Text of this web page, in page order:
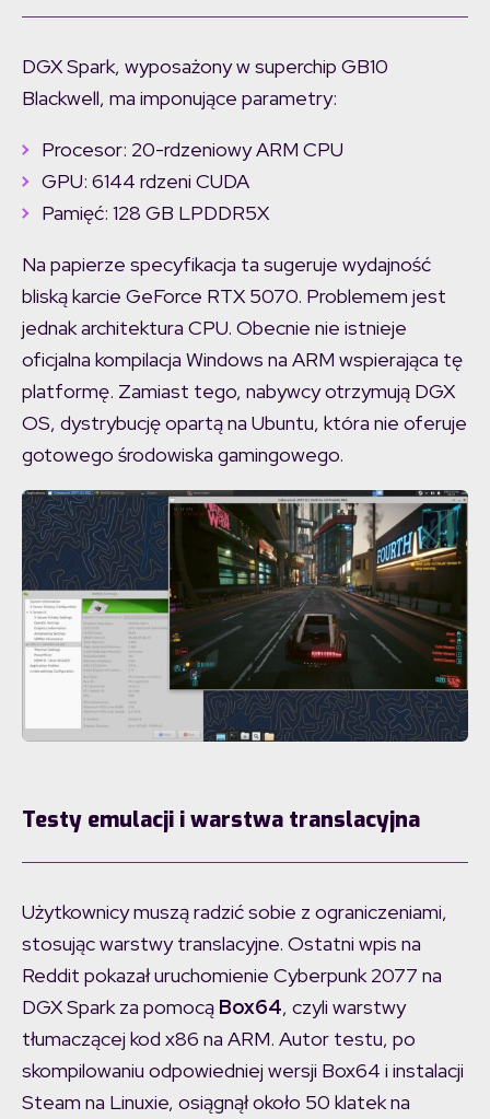
DGX Spark, wyposażony w superchip GB10
Blackwell, ma imponujące parametry:
Procesor: 20-rdzeniowy ARM CPU
GPU: 6144 rdzeni CUDA
Pamięć: 128 GB LPDDR5X
Na papierze specyfikacja ta sugeruje wydajność
bliską karcie GeForce RTX 5070. Problemem jest
jednak architektura CPU. Obecnie nie istnieje
oficjalna kompilacja Windows na ARM wspierająca tę
platformę. Zamiast tego, nabywcy otrzymują DGX
OS, dystrybucję opartą na Ubuntu, która nie oferuje
gotowego środowiska gamingowego.
Testy emulacji i warstwa translacyjna
Użytkownicy muszą radzić sobie z ograniczeniami,
stosując warstwy translacyjne. Ostatni wpis na
Reddit pokazał uruchomienie Cyberpunk 2077 na
DGX Spark za pomocą Box64, czyli warstwy
tłumaczącej kod x86 na ARM. Autor testu, po
skompilowaniu odpowiedniej wersji Box64 i instalacji
Steam na Linuxie, osiągnął około 50 klatek na